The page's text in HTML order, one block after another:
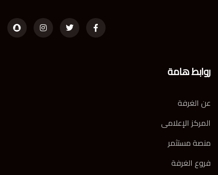
روابط هامة
عن الغرفة
المركز الإعلامى
منصة مستثمر
فروع الغرفة